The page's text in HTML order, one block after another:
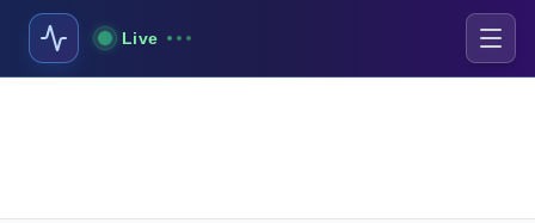
Live